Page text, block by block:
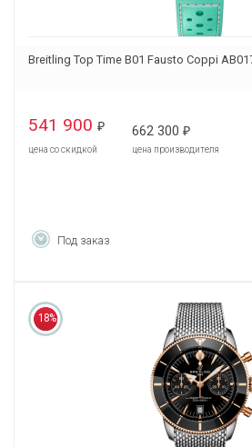
Breitling Top Time B01 Fausto Coppi
541 900 ₽
цена со скидкой
662 300 ₽
цена производителя
Под заказ
18%